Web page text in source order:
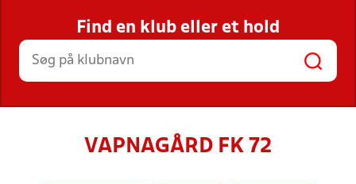
STILLINGER, RESULTATER, KLUBBER OG
HOLD
Find en klub eller et hold
VAPNAGÅRD FK 72